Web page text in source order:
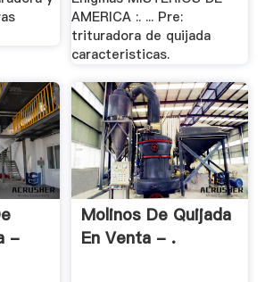
AMERICA :. ... Pre:
trituradora de quijada
caracteristicas.
-
Molinos De Quijada
En Venta - .